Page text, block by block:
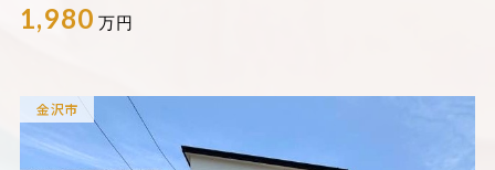
1,980 万円
金沢市